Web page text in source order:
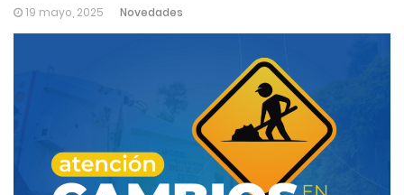
19 mayo, 2025 Novedades